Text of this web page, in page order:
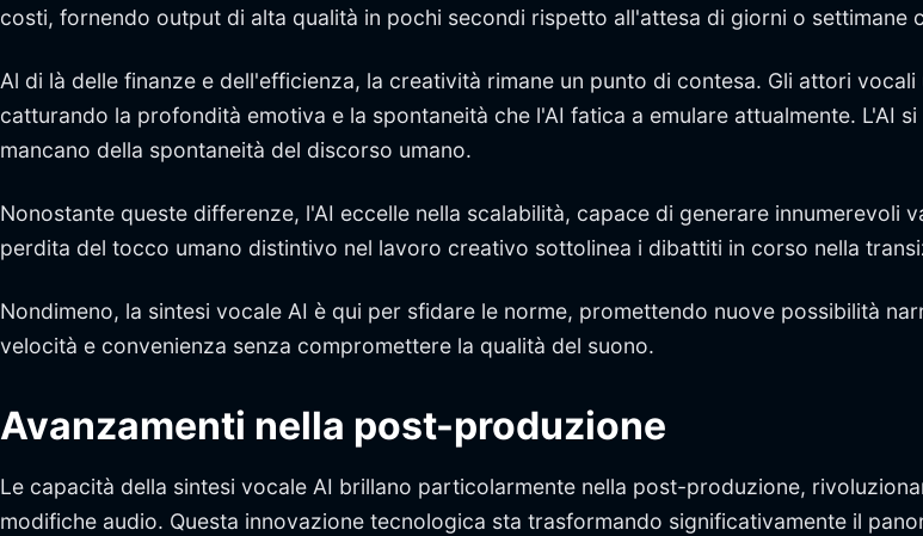
costi, fornendo output di alta qualità in pochi secondi rispetto all'attesa di giorni o settimane
Al di là delle finanze e dell'efficienza, la creatività rimane un punto di contesa. Gli attori
catturando la profondità emotiva e la spontaneità che l'AI fatica a emulare attualmente. L'AI
mancano della spontaneità del discorso umano.
Nonostante queste differenze, l'AI eccelle nella scalabilità, capace di generare innumerevoli
perdita del tocco umano distintivo nel lavoro creativo sottolinea i dibattiti in corso nella
Nondimeno, la sintesi vocale AI è qui per sfidare le norme, promettendo nuove possibilità
velocità e convenienza senza compromettere la qualità del suono.
Avanzamenti nella post-produzione
Le capacità della sintesi vocale AI brillano particolarmente nella post-produzione,
modifiche audio. Questa innovazione tecnologica sta trasformando significativamente il